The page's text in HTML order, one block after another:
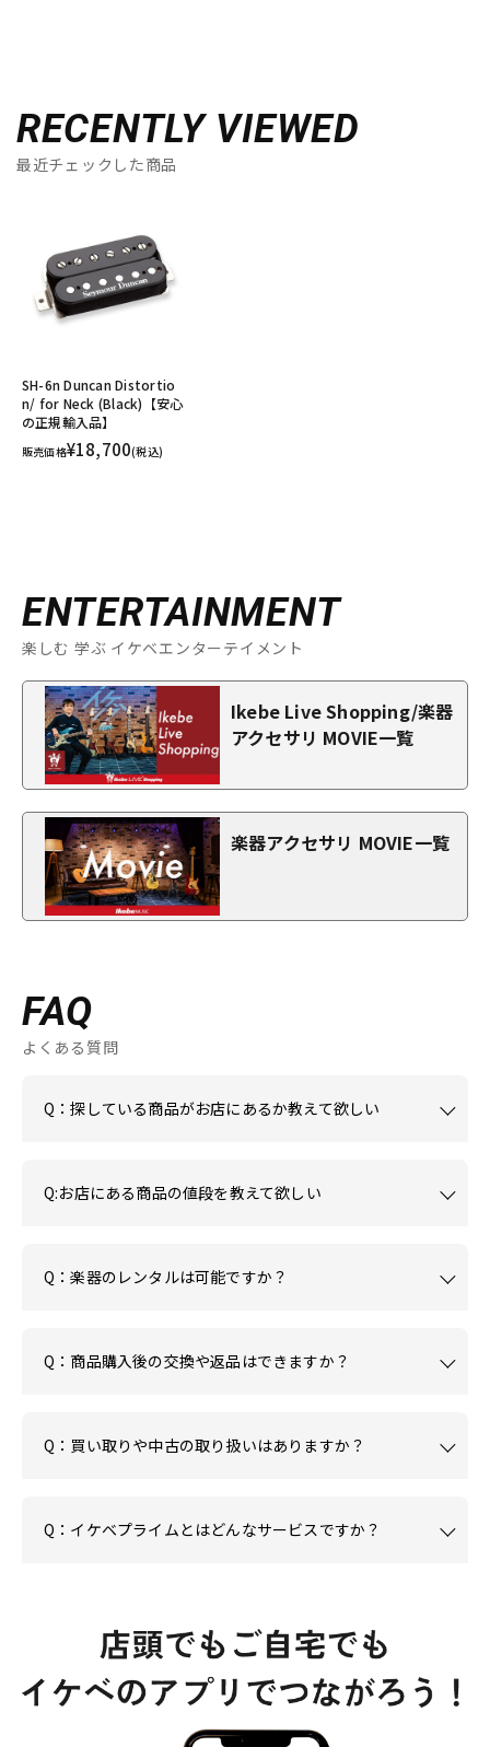
RECENTLY VIEWED
最近チェックした商品
SH-6n Duncan Distortio
n/ for Neck (Black)【安心
の正規輸入品】
販売価格¥18,700(税込)
ENTERTAINMENT
楽しむ 学ぶ イケベエンターテイメント
Ikebe Live Shopping/楽器
アクセサリ MOVIE一覧
楽器アクセサリ MOVIE一覧
FAQ
よくある質問
Q：探している商品がお店にあるか教えて欲しい
Q:お店にある商品の値段を教えて欲しい
Q：楽器のレンタルは可能ですか？
Q：商品購入後の交換や返品はできますか？
Q：買い取りや中古の取り扱いはありますか？
Q：イケベプライムとはどんなサービスですか？